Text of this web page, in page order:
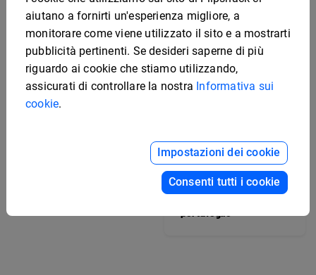
Modello digitale per
Modello interattivo per
portafoglio
aiutano a fornirti un'esperienza migliore, a
monitorare come viene utilizzato il sito e a mostrarti
pubblicità pertinenti. Se desideri saperne di più
riguardo ai cookie che stiamo utilizzando,
assicurati di controllare la nostra Informativa sui
cookie.
Impostazioni dei cookie
Consenti tutti i cookie